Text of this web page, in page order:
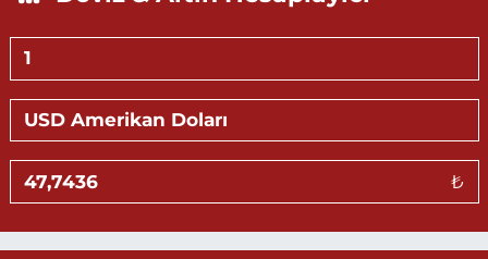
0 (482) 502 11 12 Yol Tarifi Al
MARDİN DEVLET HASTANESİ KARŞISI PRESTİJ İŞ MERKEZİ
ARTUKLU MARDİN 04822122576
0 (482) 212 25 76 Yol Tarifi Al
₺